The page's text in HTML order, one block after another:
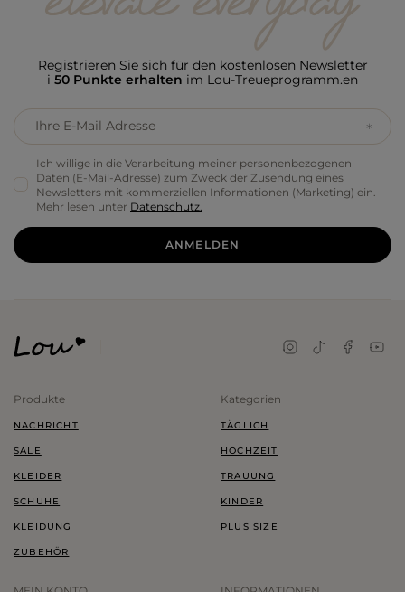
Registrieren Sie sich für den kostenlosen Newsletter
i 50 Punkte erhalten im Lou-Treueprogramm.en
Ihre E-Mail Adresse
Ich willige in die Verarbeitung meiner personenbezogenen
Daten (E-Mail-Adresse) zum Zweck der Zusendung eines
Newsletters mit kommerziellen Informationen (Marketing) ein.
Mehr lesen unter Datenschutz.
ANMELDEN
Produkte
NACHRICHT
SALE
KLEIDER
SCHUHE
KLEIDUNG
ZUBEHÖR
Kategorien
TÄGLICH
HOCHZEIT
TRAUUNG
KINDER
PLUS SIZE